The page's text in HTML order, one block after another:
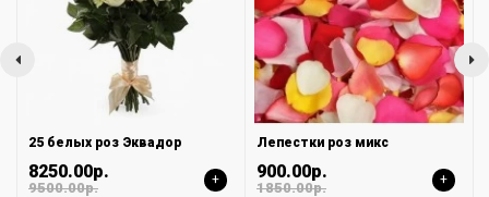
25 белых роз Эквадор
8250.00р.
9500.00р. +
Лепестки роз микс
900.00р.
1850.00р. +